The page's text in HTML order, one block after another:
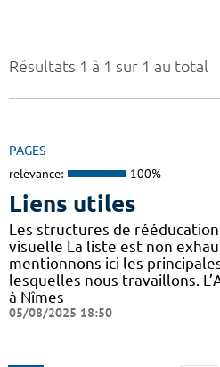
Résultats 1 à 1 sur 1 au total
PAGES
relevance: 100%
Liens utiles
Les structures de
visuelle La liste est non
mentionnons ici les
lesquelles nous travaillons.
à Nîmes
05/08/2025 18:50